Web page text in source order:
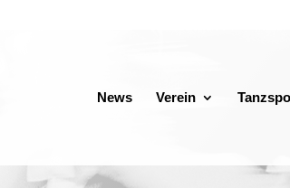
News Verein